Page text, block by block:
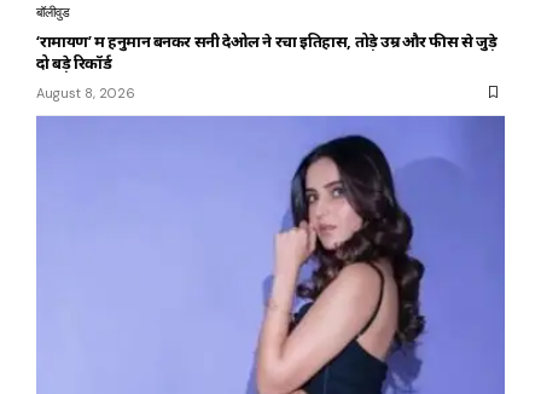
बॉलीवुड
‘रामायण’ में हनुमान बनकर सनी देओल ने रचा इतिहास, तोड़े उम्र और फीस से जुड़े
दो बड़े रिकॉर्ड
August 8, 2026